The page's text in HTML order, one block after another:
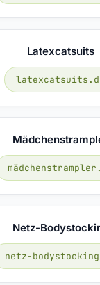
Latexcatsuits
Netz-
netz-